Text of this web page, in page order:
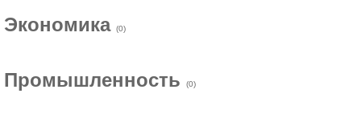
Экономика (0)
Промышленность (0)